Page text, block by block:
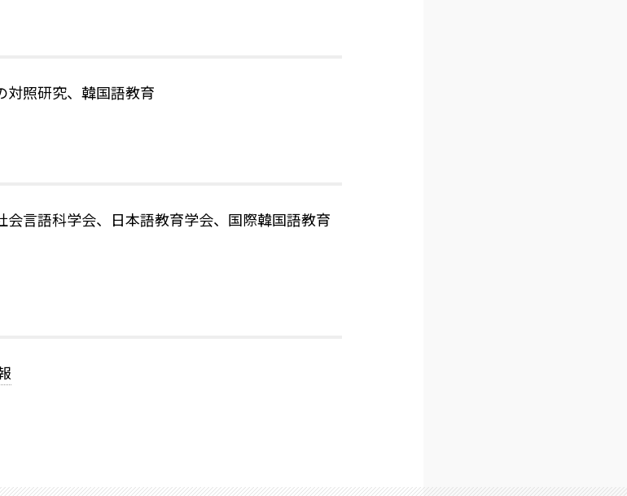
対照研究、韓国語教育
会言語科学会、日本語教育学会、国際韓国語教育